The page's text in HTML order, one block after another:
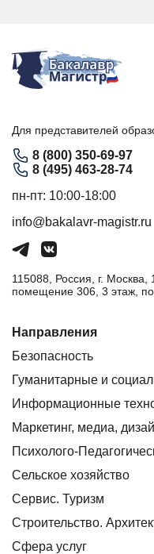
Для представителей
8 (800) 350-69-97
8 (495) 463-28-74
пн-пт: 10:00-18:00
info@bakalavr-magistr.ru
115088, Россия, г.
помещение 306, 3 этаж,
Направления
Безопасность
Гуманитарные и
Информационные
Маркетинг, медиа,
Психолого-
Сельское хозяйство
Сервис. Туризм
Строительство.
Сфера услуг